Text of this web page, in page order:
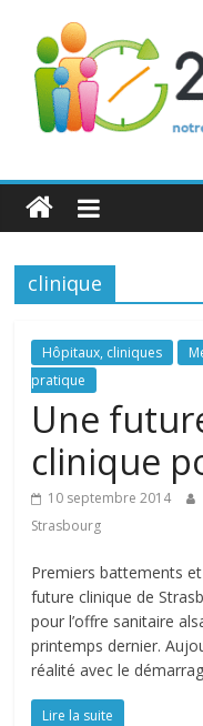
24h
Santé
La
de
toute
famille
clinique
Hôpitaux, cliniques
pratique
Une
clinique
10 septembre 2014
Strasbourg
Premiers battements
future clinique de
pour l’offre sanitaire
printemps dernier.
réalité avec le
Lire la suite